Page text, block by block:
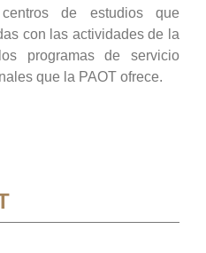
de estudios que
con las actividades de la
programas de servicio
que la PAOT ofrece.